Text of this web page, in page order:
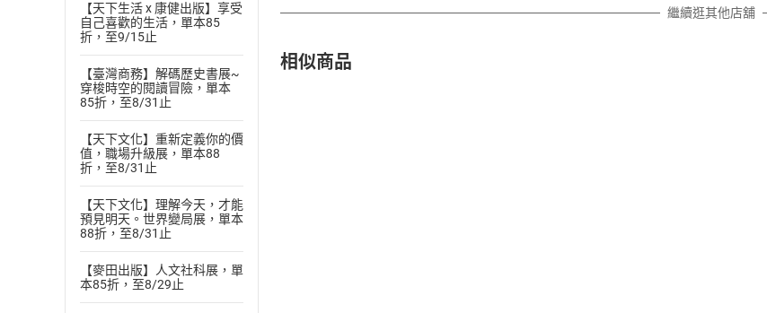
【天下生活 x 康健出版】享受
自己喜歡的生活，單本85
折，至9/15止
【臺灣商務】解碼歷史書展~
穿梭時空的閱讀冒險，單本
85折，至8/31止
【天下文化】重新定義你的價
值，職場升級展，單本88
折，至8/31止
【天下文化】理解今天，才能
預見明天。世界變局展，單本
88折，至8/31止
【麥田出版】人文社科展，單
本85折，至8/29止
繼續逛其他店舖
相似商品